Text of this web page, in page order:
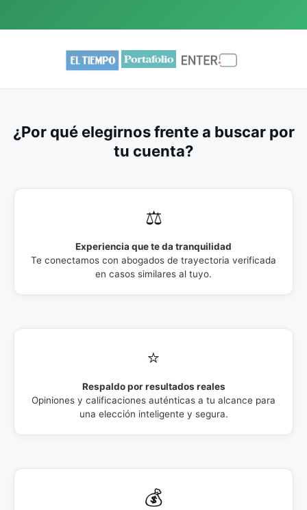
¿Por qué elegirnos frente a buscar por
tu cuenta?
⚖️
Experiencia que te da tranquilidad
Te conectamos con abogados de trayectoria verificada
en casos similares al tuyo.
⭐
Respaldo por resultados reales
Opiniones y calificaciones auténticas a tu alcance para
una elección inteligente y segura.
💰